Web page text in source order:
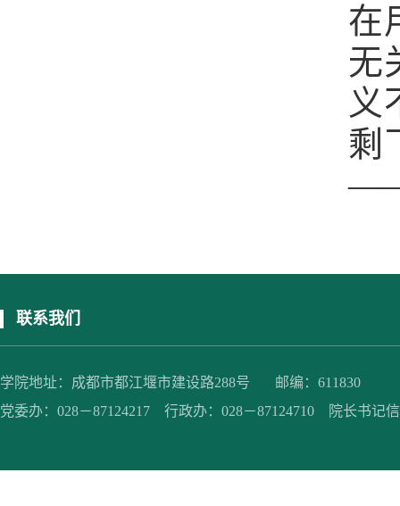
在
无
义
剩
——
联系我们
学院地址：成都市都江堰市建设路288号 邮编：611830
党委办：028－87124217 行政办：028－87124710 院长书记信